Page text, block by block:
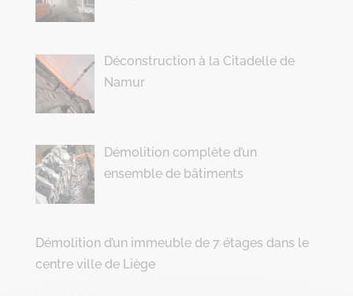
Déconstruction à la Citadelle de
Namur
Démolition complète d’un
ensemble de bâtiments
Démolition d’un immeuble de 7 étages dans le
centre ville de Liège